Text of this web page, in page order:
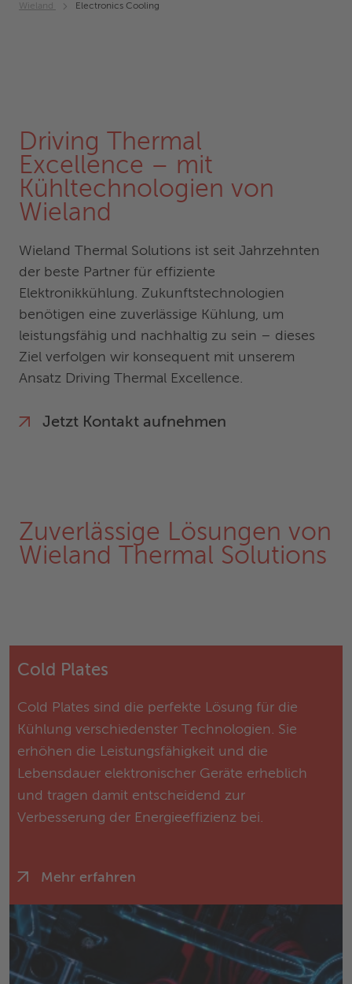
Wieland Electronics Cooling
Driving Thermal
Excellence – mit
Kühltechnologien von
Wieland
Wieland Thermal Solutions ist seit Jahrzehnten
der beste Partner für effiziente
Elektronikkühlung. Zukunftstechnologien
benötigen eine zuverlässige Kühlung, um
leistungsfähig und nachhaltig zu sein – dieses
Ziel verfolgen wir konsequent mit unserem
Ansatz Driving Thermal Excellence.
Jetzt Kontakt aufnehmen
Zuverlässige Lösungen von
Wieland Thermal Solutions
Cold Plates
Cold Plates sind die perfekte Lösung für die
Kühlung verschiedenster Technologien. Sie
erhöhen die Leistungsfähigkeit und die
Lebensdauer elektronischer Geräte erheblich
und tragen damit entscheidend zur
Verbesserung der Energieeffizienz bei.
Mehr erfahren